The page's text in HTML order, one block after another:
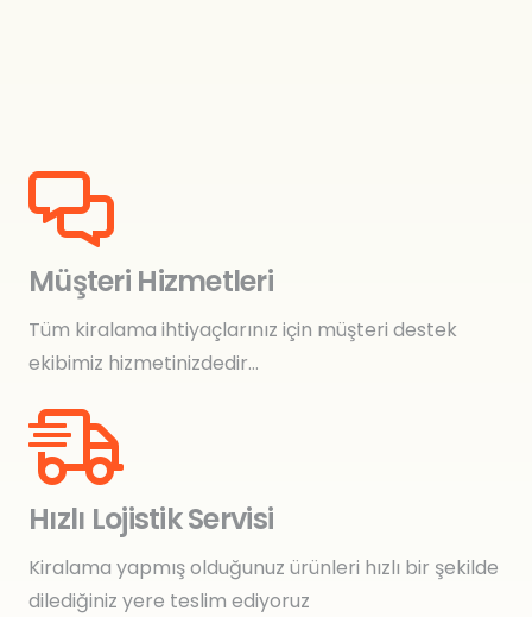
Müşteri Hizmetleri
Tüm kiralama ihtiyaçlarınız için müşteri destek
ekibimiz hizmetinizdedir…
Hızlı Lojistik Servisi
Kiralama yapmış olduğunuz ürünleri hızlı bir şekilde
dilediğiniz yere teslim ediyoruz